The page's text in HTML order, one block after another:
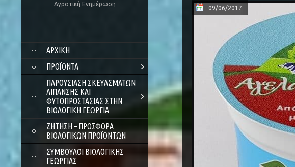
Αγροτική Ενημέρωση
SKIP
CONTENT
ΑΡΧΙΚΗ
ΠΡΟΪΌΝΤΑ
ΠΑΡΟΥΣΊΑΣΗ ΣΚΕΥΑΣΜΆΤΩΝ
ΛΊΠΑΝΣΗΣ ΚΑΙ
ΦΥΤΟΠΡΟΣΤΑΣΊΑΣ ΣΤΗΝ
ΒΙΟΛΟΓΙΚΉ ΓΕΩΡΓΊΑ
ΖΗΤΗΣΗ – ΠΡΟΣΦΟΡΑ
ΒΙΟΛΟΓΙΚΩΝ ΠΡΟΪΟΝΤΩΝ
ΣΎΜΒΟΥΛΟΙ ΒΙΟΛΟΓΙΚΉΣ
ΓΕΩΡΓΊΑΣ
09/06/2017